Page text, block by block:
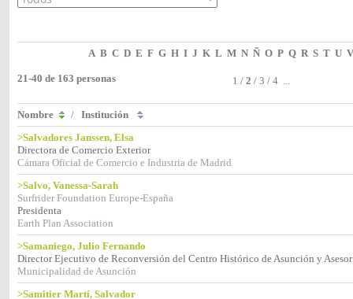
A B C D E F G H I J K L M N Ñ O P Q R S T U V
21-40 de 163 personas 1 / 2 / 3 / 4 ...
Nombre / Institución
>Salvadores Janssen, Elsa
Directora de Comercio Exterior
Cámara Oficial de Comercio e Industria de Madrid
>Salvo, Vanessa-Sarah
Surfrider Foundation Europe-España
Presidenta
Earth Plan Association
>Samaniego, Julio Fernando
Director Ejecutivo de Reconversión del Centro Histórico de Asunción y
Municipalidad de Asunción
>Samitier Martí, Salvador